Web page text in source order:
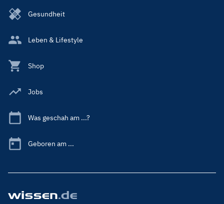
Gesundheit
Leben & Lifestyle
Shop
Jobs
Was geschah am ...?
Geboren am ...